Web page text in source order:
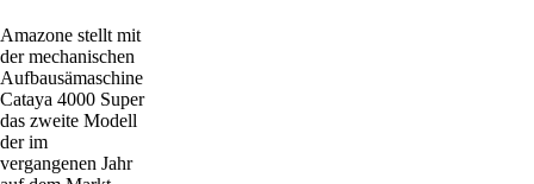
Amazone stellt mit
der mechanischen
Aufbausämaschine
Cataya 4000 Super
das zweite Modell
der im
vergangenen Jahr